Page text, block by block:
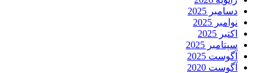
دسامبر 2025
نوامبر 2025
اکتبر 2025
سپتامبر 2025
آگوست 2025
آگوست 2020